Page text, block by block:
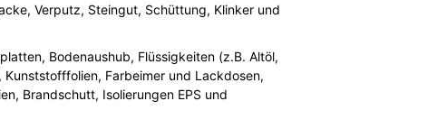
Verputz, Steingut, Schüttung, Klinker und
Bodenaushub, Flüssigkeiten (z.B. Altöl,
Farbeimer und Lackdosen,
Brandschutt, Isolierungen EPS und